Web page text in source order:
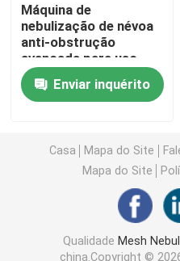
Nebulizer de vibração
Nebulizer portátil do
Máquina adulta do
Máquina do inalador da
Máquina do inalador do
Máquina de
nebulização de névoa
anti-obstrução
avançada para uso
doméstico e
comercialEnviar inquérito
Casa Mapa do Site
Mapa do Site
Qualidade Mesh
china.Copyright ©